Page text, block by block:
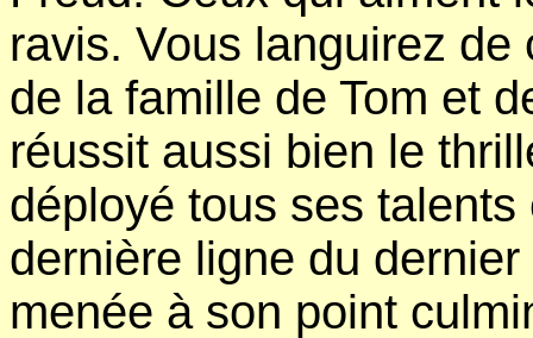
ravis. Vous languirez
de la famille de Tom et
réussit aussi bien le
déployé tous ses
dernière ligne du
menée à son point